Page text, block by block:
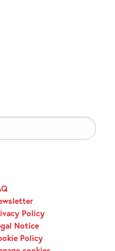
Policy
Notice
Policy